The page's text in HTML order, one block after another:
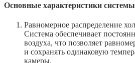
Основные характеристики
Равномерное распределение
Система обеспечивает
воздуха, что позволяет
и сохранять одинаковую
камеры.